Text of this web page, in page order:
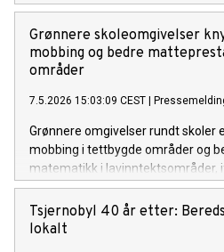
faglig påfyll og ta karrieren et steg
Grønnere skoleomgivelser
mobbing og bedre
områder
7.5.2026 15:03:09 CEST
Grønnere omgivelser rundt skoler
mobbing i tettbygde områder og
matematikk i lavinntektsområder,
landsdekkende norsk studie som
grunnskolen.
Tsjernobyl 40 år etter:
lokalt